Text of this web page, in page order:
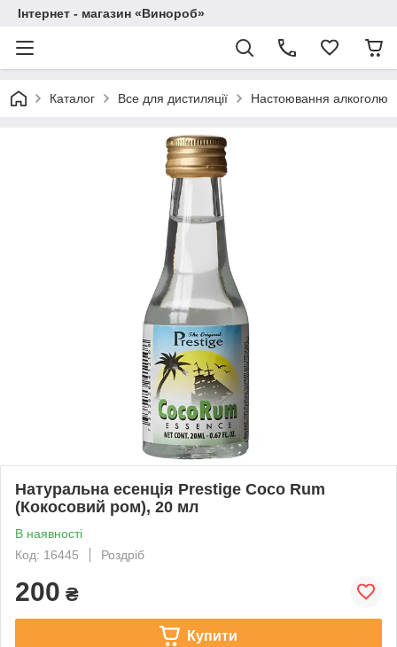
Інтернет - магазин «Винороб»
Каталог Все для дистиляції Настоювання алкоголю
Натуральна есенція Prestige Coco Rum
(Кокосовий ром), 20 мл
В наявності
Код: 16445
Роздріб
200 ₴
Купити